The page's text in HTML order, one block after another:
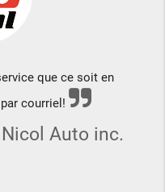
que ce soit en
courriel!
Auto inc.